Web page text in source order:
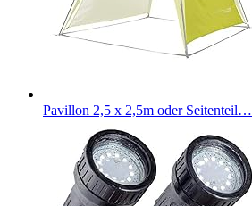
Pavillon 2,5 x 2,5m oder Seitenteil…